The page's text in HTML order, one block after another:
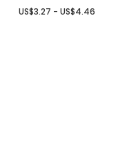
US$3.27 - US$4.46